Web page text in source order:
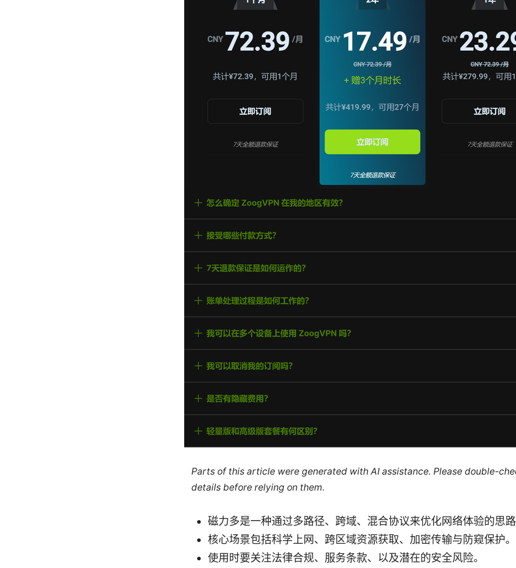
Parts of this article were generated with AI assistance. Please double-
details before relying on them.
磁力多是一种通过多路径、跨域、混合协议来优化网络体验的思路
核心场景包括科学上网、跨区域资源获取、加密传输与防窥保护。
使用时要关注法律合规、服务条款、以及潜在的安全风险。